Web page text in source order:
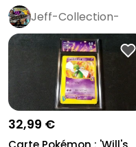
Jeff-Collection-
Rétro Pro
32,99 €